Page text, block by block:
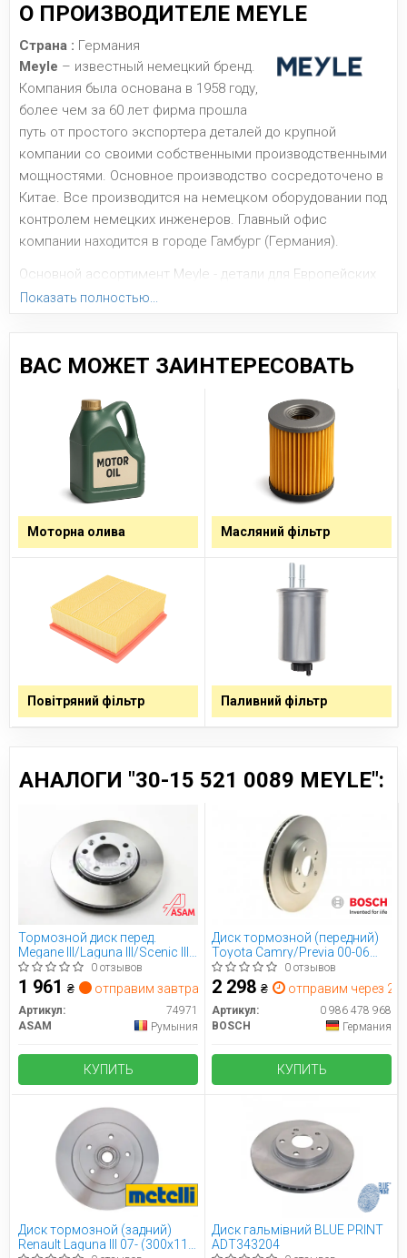
О ПРОИЗВОДИТЕЛЕ MEYLE
Страна : Германия
Meyle – известный немецкий бренд.
Компания была основана в 1958 году,
более чем за 60 лет фирма прошла
путь от простого экспортера деталей до крупной
компании со своими собственными производственными
мощностями. Основное производство сосредоточено в
Китае. Все производится на немецком оборудовании под
контролем немецких инженеров. Главный офис
компании находится в городе Гамбург (Германия).
Основной ассортимент Meyle - детали для Европейских
марок авто: втулки, сайлентблоки, подшипники, стойки
сцепления.
по приемлемым ценам.
Премиум линейка продукции cиндексом
(hard drive)
позиционируется как полностью соответствующая
качеству оригинала.
Все запчасти MEYLE →
Показать полностью...
ВАС МОЖЕТ ЗАИНТЕРЕСОВАТЬ
Моторна олива Масляний фільтр
Повітряний фільтр Паливний фільтр
АНАЛОГИ "30-15 521 0089 MEYLE":
Тормозной диск перед.
Megane III/Laguna III/Scenic III
08- (296x26)
0 отзывов
1 961 ₴ отправим завтра
Артикул:
74971
ASAM
Румыния
КУПИТЬ
Диск тормозной (передний)
Toyota Camry/Previa 00-06
(296x28) (вентилируемый)
0 отзывов
2 298 ₴ отправим через 2
Артикул:
0 986 478 968
BOSCH
Германия
КУПИТЬ
Диск тормозной (задний)
Renault Laguna III 07- (300x11)
Диск гальмівний BLUE PRINT
ADT343204